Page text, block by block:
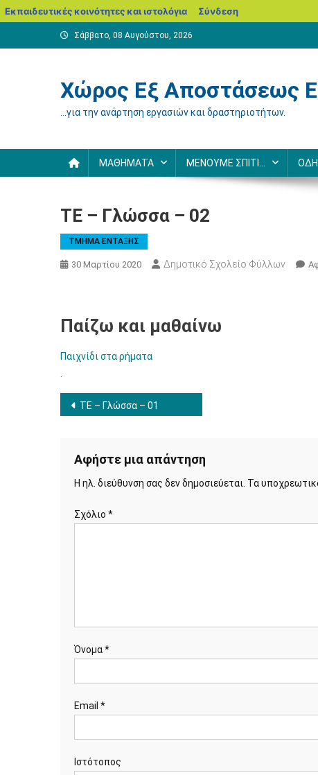
Εκπαιδευτικές κοινότητες και ιστολόγια blogs.sch.gr
Σύνδεση
Μεταπηδήστε
στο
Σάββατο, 08 Αυγούστου, 2026
Χώρος Εξ Αποστάσεως
…για την ανάρτηση εργασιών και δραστηριοτήτων.
ΜΑΘΗΜΑΤΑ ΜΕΝΟΥΜΕ ΣΠΙΤΙ…
ΤΕ – Γλώσσα – 02
ΤΜΗΜΑ ΕΝΤΑΞΗΣ
30 Μαρτίου 2020 Δημοτικό Σχολείο Φύλλων
Παίζω και μαθαίνω
Παιχνίδι στα ρήματα
Πλοήγηση
ΤΕ – Γλώσσα – 01
Αφήστε μια απάντηση
Η ηλ. διεύθυνση σας δεν δημοσιεύεται. Τα
Σχόλιο *
Όνομα*
Email *
Ιστότοπος